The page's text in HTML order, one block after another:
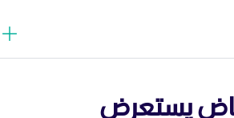
يستعرض